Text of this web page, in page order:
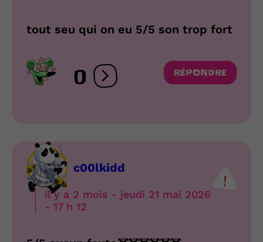
tout seu qui on eu 5/5 son trop fort
0 Ouvrir les réactions
RÉPONDRE
c00lkidd
il y a 2 mois - jeudi 21 mai 2026
- 17 h 12